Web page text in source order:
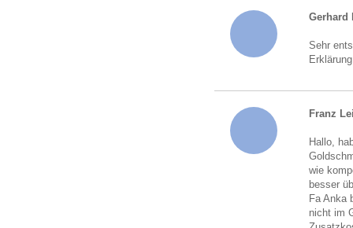
Gerhard
Sehr
Franz
Hallo,
wie
besser
Fa Anka
nicht im